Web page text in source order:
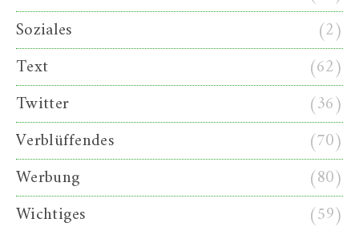
Soziales
(2)
Text
(62)
Twitter
(36)
Verblüffendes
(70)
Werbung
(80)
Wichtiges
(59)